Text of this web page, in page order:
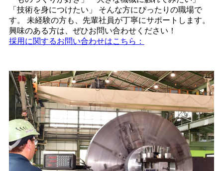
「技術を身につけたい」 そんな方にぴったりの職場で
す。 未経験の方も、先輩社員が丁寧にサポートします。
興味のある方は、ぜひお問い合わせください！
採用に関するお問い合わせはこちら：